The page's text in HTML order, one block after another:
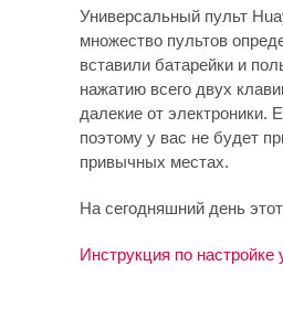
Универсальный пульт
множество пультов
вставили батарейки и
нажатию всего двух
далекие от электроники.
поэтому у вас не будет
привычных местах.
На сегодняшний день
Инструкция по